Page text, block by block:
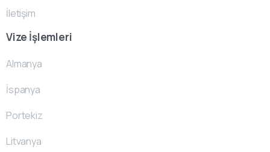
İletişim
Vize İşlemleri
Almanya
İspanya
Portekiz
Litvanya